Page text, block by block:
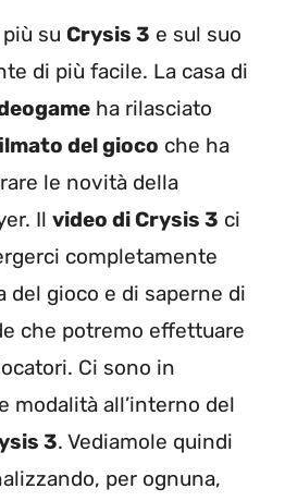
su Crysis 3 e sul suo
di più facile. La casa di
ha rilasciato
del gioco che ha
le novità della
Il video di Crysis 3 ci
completamente
del gioco e di saperne di
che potremo effettuare
Ci sono in
modalità all’interno del
3. Vediamole quindi
per ognuna,